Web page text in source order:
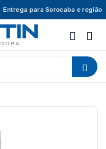
Entrega para Sorocaba e região